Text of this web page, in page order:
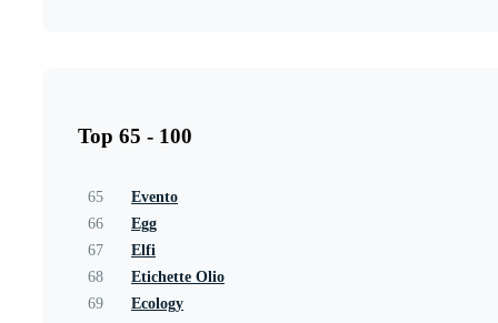
Top 65 - 100
65
Evento
66
Egg
67
Elfi
68
Etichette Olio
69
Ecology